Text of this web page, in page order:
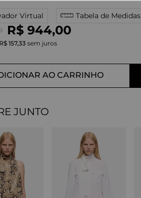
10º straight
Virtual Tabela de Medidas
R$ 944,00
R$ 157,33 sem juros
AO CARRINHO
JUNTO